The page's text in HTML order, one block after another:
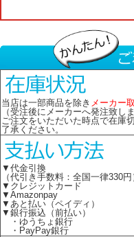
当店は一部商品を除き メーカー
（受注後にメーカーへ発注致しま
ご注文をいただいた時点で在庫
了承ください。
▼代金引換
（代引き手数料：全国一律330円
▼クレジットカード
▼Amazonpay
▼あと払い（ペイディ）
▼銀行振込（前払い）
・ゆうちょ銀行
・PayPay銀行